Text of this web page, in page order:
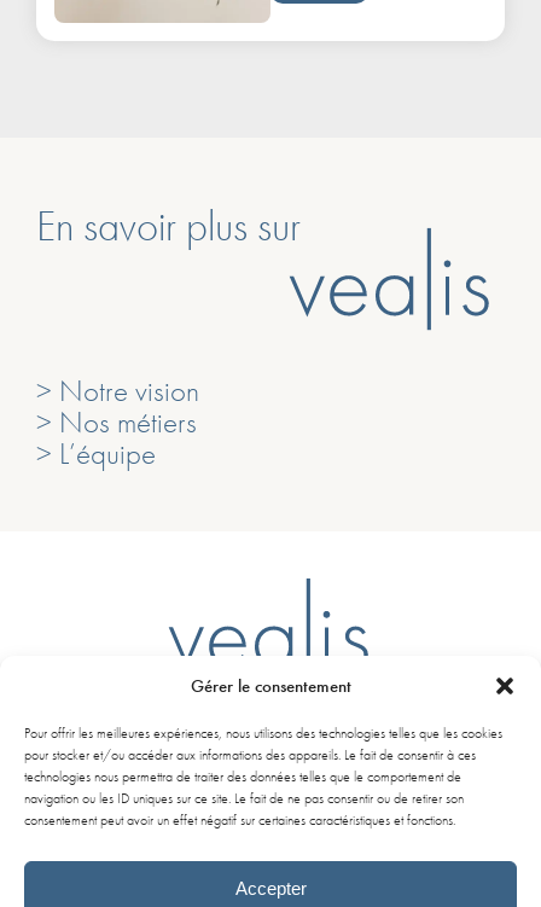
Gérer le consentement
Pour offrir les meilleures expériences, nous utilisons des technologies telles que les cookies
pour stocker et/ou accéder aux informations des appareils. Le fait de consentir à ces
technologies nous permettra de traiter des données telles que le comportement de
navigation ou les ID uniques sur ce site. Le fait de ne pas consentir ou de retirer son
consentement peut avoir un effet négatif sur certaines caractéristiques et fonctions.
Accepter
En savoir plus sur
> Notre vision
> Nos métiers
> L’équipe
261 Avenue de la libération Charles de Gaulle
33110 Le Bouscat
+33 (0)5 56 02 00 23